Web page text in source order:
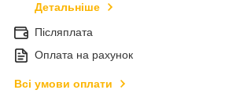
Детальніше
Післяплата
Оплата на рахунок
Всі умови оплати